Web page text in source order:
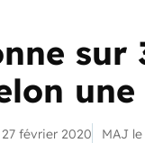
février 2020 MAJ